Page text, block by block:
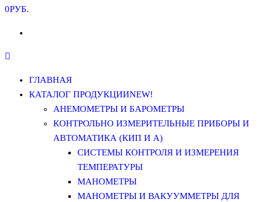
0РУБ.
ГЛАВНАЯ
КАТАЛОГ ПРОДУКЦИИNEW!
АНЕМОМЕТРЫ И БАРОМЕТРЫ
КОНТРОЛЬНО ИЗМЕРИТЕЛЬНЫЕ ПРИБОРЫ И
АВТОМАТИКА (КИП И А)
СИСТЕМЫ КОНТРОЛЯ И ИЗМЕРЕНИЯ
ТЕМПЕРАТУРЫ
МАНОМЕТРЫ
МАНОМЕТРЫ И ВАКУУММЕТРЫ ДЛЯ